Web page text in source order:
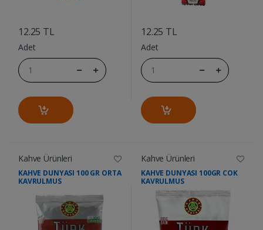
12.25 TL
Adet
12.25 TL
Adet
Kahve Ürünleri
KAHVE DUNYASI 100 GR ORTA
KAVRULMUS
Kahve Ürünleri
KAHVE DUNYASI 100GR COK
KAVRULMUS